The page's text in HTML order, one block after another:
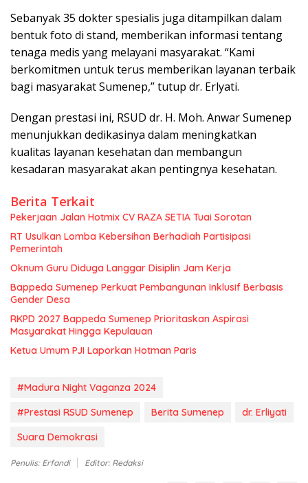
Sebanyak 35 dokter spesialis juga ditampilkan dalam
bentuk foto di stand, memberikan informasi tentang
tenaga medis yang melayani masyarakat. “Kami
berkomitmen untuk terus memberikan layanan terbaik
bagi masyarakat Sumenep,” tutup dr. Erlyati.
Dengan prestasi ini, RSUD dr. H. Moh. Anwar Sumenep
menunjukkan dedikasinya dalam meningkatkan
kualitas layanan kesehatan dan membangun
kesadaran masyarakat akan pentingnya kesehatan.
Berita Terkait
Pekerjaan Jalan Hotmix CV RAZA SETIA Tuai Sorotan
RT Usulkan Lomba Kebersihan Berhadiah Partisipasi
Pemerintah
Oknum Guru Diduga Langgar Disiplin Jam Kerja
Bappeda Sumenep Perkuat Pembangunan Inklusif Berbasis
Gender Desa
RKPD 2027 Bappeda Sumenep Prioritaskan Aspirasi
Masyarakat Hingga Kepulauan
Ketua Umum PJI Laporkan Hotman Paris
#Madura Night Vaganza 2024
#Prestasi RSUD Sumenep
Berita Sumenep
dr. Erliyati
Suara Demokrasi
Penulis: Erfandi Editor: Redaksi